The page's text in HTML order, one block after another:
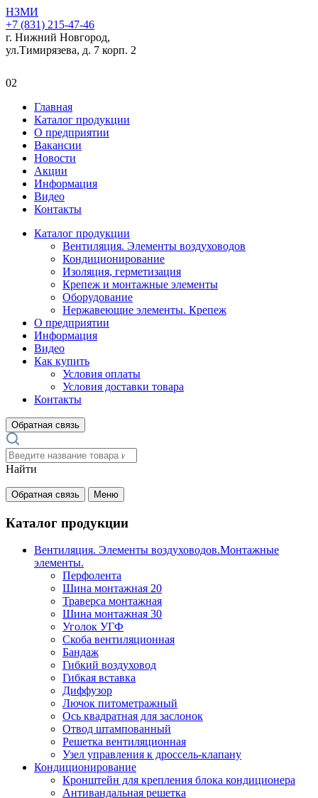
НЗМИ
+7 (831) 215-47-46
г. Нижний Новгород,
ул.Тимирязева, д. 7 корп. 2
02
Главная
Каталог продукции
О предприятии
Вакансии
Новости
Акции
Информация
Видео
Контакты
Каталог продукции
Вентиляция. Элементы воздуховодов
Кондиционирование
Изоляция, герметизация
Крепеж и монтажные элементы
Оборудование
Нержавеющие элементы. Крепеж
О предприятии
Информация
Видео
Как купить
Условия оплаты
Условия доставки товара
Контакты
Обратная связь
Найти
Обратная связь Меню
Каталог продукции
Вентиляция. Элементы воздуховодов.Монтажные
элементы.
Перфолента
Шина монтажная 20
Траверса монтажная
Шина монтажная 30
Уголок УГФ
Скоба вентиляционная
Бандаж
Гибкий воздуховод
Гибкая вставка
Диффузор
Лючок питометражный
Ось квадратная для заслонок
Отвод штампованный
Решетка вентиляционная
Узел управления к дроссель-клапану
Кондиционирование
Кронштейн для крепления блока кондиционера
Антивандальная решетка